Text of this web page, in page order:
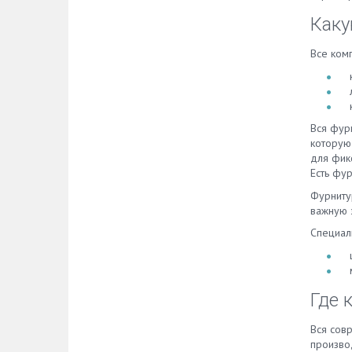
для
для
того,
Все
Вся
для
Есть
важную
Где
Вся